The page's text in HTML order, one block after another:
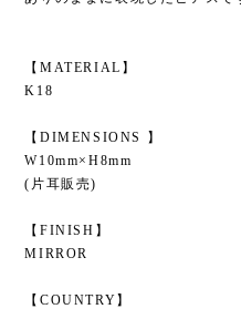
【MATERIAL】
K18
【DIMENSIONS 】
W10mm×H8mm
(片耳販売)
【FINISH】
MIRROR
【COUNTRY】